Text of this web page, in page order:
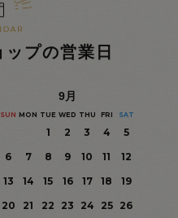
プの営業日
9月
SUN MON TUE WED THU FRI SAT
1 2 3 4
5
6
7 8 9 10 11
12
13
14 15 16 17 18
19
20
21 22 23 24 25
26